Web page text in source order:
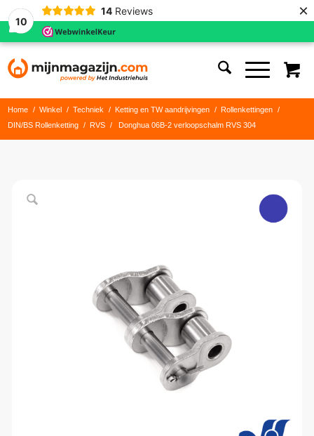
10
14 Reviews ×
Home / Winkel / Techniek / Ketting en TW aandrijvingen / Rollenkettingen
/
DIN/BS Rollenketting
/ RVS / Donghua 06B-2 verloopschalm RVS 304